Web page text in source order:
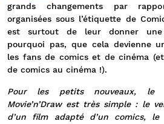
grands changements par
organisées sous l’étiquette de
est surtout de leur donner
pourquoi pas, que cela devienne
les fans de comics et de cinéma
de comics au cinéma !).
Pour les petits nouveaux, le
Movie’n’Draw est très simple : le
d’un film adapté d’un comics, le